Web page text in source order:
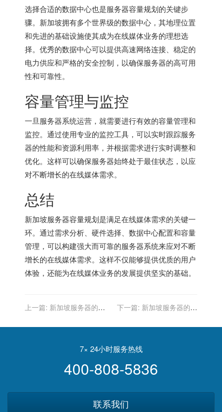
选择合适的数据中心也是服务器容量规划的关键步
骤。新加坡拥有多个世界级的数据中心，其地理位置
和先进的基础设施使其成为在线媒体业务的理想选
择。优秀的数据中心可以提供高速网络连接、稳定的
电力供应和严格的安全控制，以确保服务器的高可用
性和可靠性。
容量管理与监控
一旦服务器系统运营，就需要进行有效的容量管理和
监控。通过使用专业的监控工具，可以实时跟踪服务
器的性能和资源利用率，并根据需求进行实时调整和
优化。这样可以确保服务器始终处于最佳状态，以应
对不断增长的在线媒体需求。
总结
新加坡服务器容量规划是满足在线媒体需求的关键一
环。通过需求分析、硬件选择、数据中心配置和容量
管理，可以构建强大而可靠的服务器系统来应对不断
增长的在线媒体需求。这样不仅能够提供优质的用户
体验，还能为在线媒体业务的发展提供坚实的基础。
上一篇: 新加坡服务器的数
下一篇: 新加坡服务器的网
7× 24小时服务热线
400-808-5836
联系我们